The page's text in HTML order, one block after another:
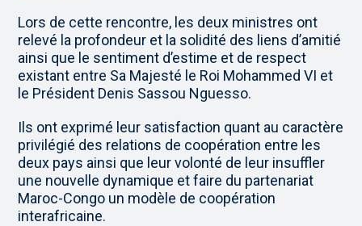
Lors de cette rencontre, les deux ministres ont
relevé la profondeur et la solidité des liens d’amitié
ainsi que le sentiment d’estime et de respect
existant entre Sa Majesté le Roi Mohammed VI et
le Président Denis Sassou Nguesso.
Ils ont exprimé leur satisfaction quant au caractère
privilégié des relations de coopération entre les
deux pays ainsi que leur volonté de leur insuffler
une nouvelle dynamique et faire du partenariat
Maroc-Congo un modèle de coopération
interafricaine.